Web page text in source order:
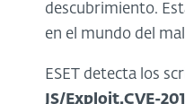
descubrimiento.
en el mundo del
ESET detecta los
JS/Exploit.CVE-